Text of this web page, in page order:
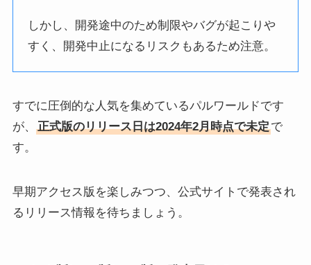
しかし、開発途中のため制限やバグが起こりや
すく、開発中止になるリスクもあるため注意。
すでに圧倒的な人気を集めているパルワールドです
が、
正式版のリリース日は2024年2月時点で未定で
す。
早期アクセス版を楽しみつつ、公式サイトで発表され
るリリース情報を待ちましょう。